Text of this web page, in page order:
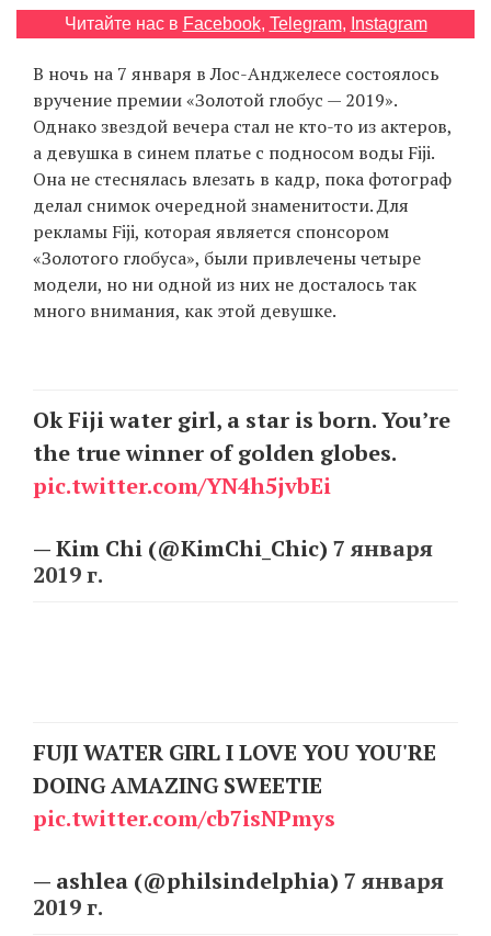
Читайте нас в Facebook, Telegram, Instagram
В ночь на 7 января в Лос-Анджелесе состоялось
вручение премии «Золотой глобус — 2019».
Однако звездой вечера стал не кто-то из актеров,
а девушка в синем платье с подносом воды Fiji.
Она не стеснялась влезать в кадр, пока фотограф
делал снимок очередной знаменитости. Для
рекламы Fiji, которая является спонсором
«Золотого глобуса», были привлечены четыре
модели, но ни одной из них не досталось так
много внимания, как этой девушке.
Ok Fiji water girl, a star is born. You’re
the true winner of golden globes.
pic.twitter.com/YN4h5jvbEi
— Kim Chi (@KimChi_Chic) 7 января
2019 г.
FUJI WATER GIRL I LOVE YOU YOU'RE
DOING AMAZING SWEETIE
pic.twitter.com/cb7isNPmys
— ashlea (@philsindelphia) 7 января
2019 г.